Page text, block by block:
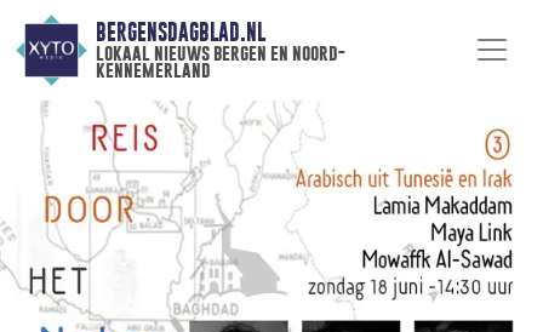
BERGENSDAGBLAD.NL
lokaal nieuws bergen en noord-
kennemerland